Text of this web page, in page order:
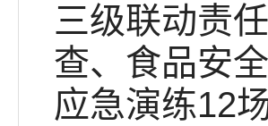
三级联动责
查、食品安
应急演练12